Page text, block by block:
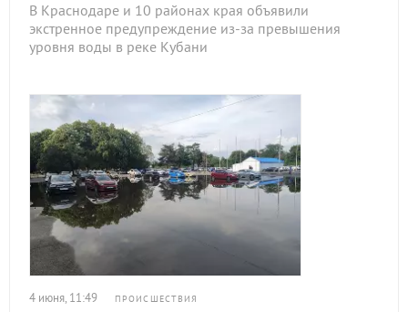
В Краснодаре и 10 районах края объявили
экстренное предупреждение из-за превышения
уровня воды в реке Кубани
4 июня, 11:49 ПРОИСШЕСТВИЯ